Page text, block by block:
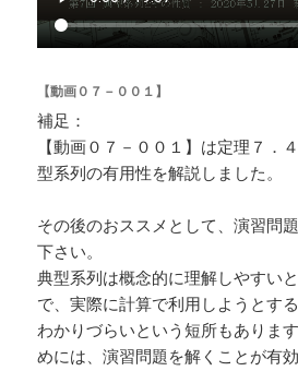
【動画０７－００１】
補足：
【動画０７－００１】は定理７．
型系列の有用性を解説しました。
その後のおススメとして、演習問
下さい。
典型系列は概念的に理解しやすい
で、実際に計算で利用しようとす
わかりづらいという短所もありま
めには、演習問題を解くことが有効